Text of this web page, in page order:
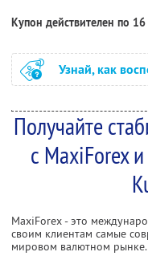
Купон действителен по
Узнай, как
Получайте
с MaxiForex
MaxiForex - это
своим клиентам самые
мировом валютном рынке.